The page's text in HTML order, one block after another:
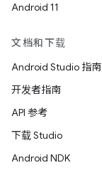
Android 11
文档和下载
Android Studio 指南
开发者指南
API 参考
下载 Studio
Android NDK